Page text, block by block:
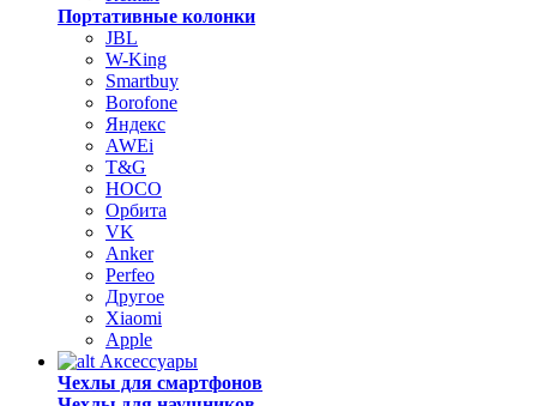
Портативные колонки
JBL
W-King
Smartbuy
Borofone
Яндекс
AWEi
T&G
HOCO
Орбита
VK
Anker
Perfeo
Другое
Xiaomi
Apple
Аксессуары
Чехлы для смартфонов